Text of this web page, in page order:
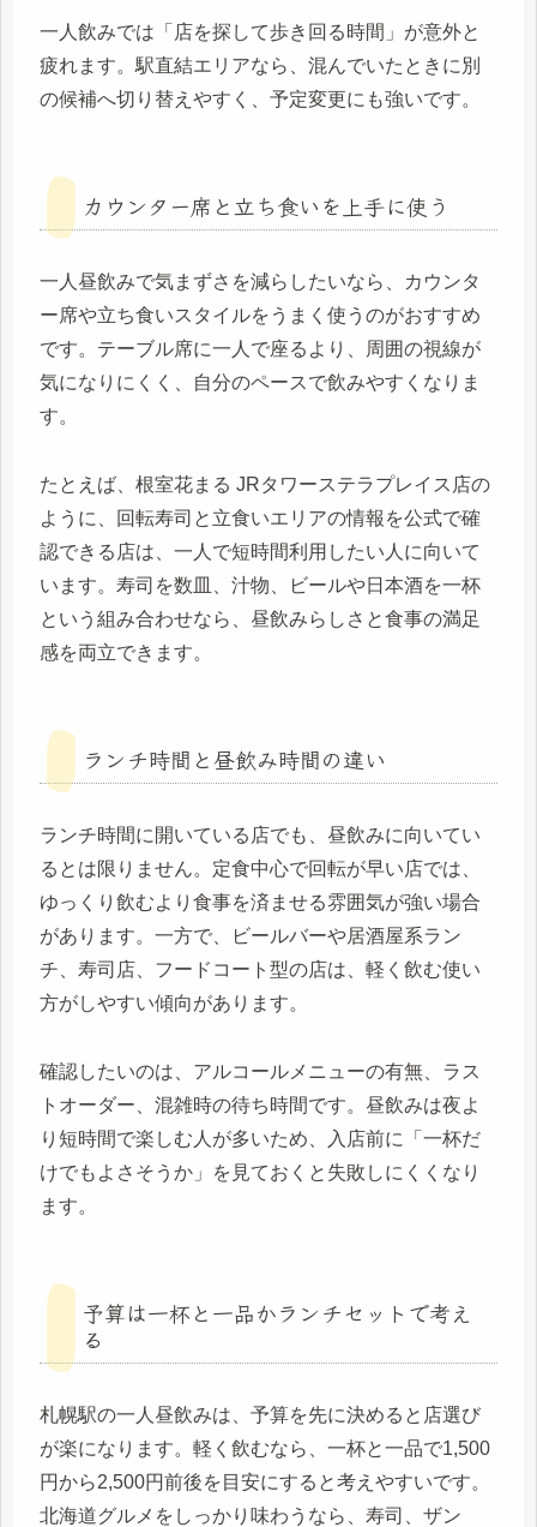
一人飲みでは「店を探して歩き回る時間」が意外と
疲れます。駅直結エリアなら、混んでいたときに別
の候補へ切り替えやすく、予定変更にも強いです。
カウンター席と立ち食いを上手に使う
一人昼飲みで気まずさを減らしたいなら、カウンタ
ー席や立ち食いスタイルをうまく使うのがおすすめ
です。テーブル席に一人で座るより、周囲の視線が
気になりにくく、自分のペースで飲みやすくなりま
す。
たとえば、根室花まる JRタワーステラプレイス店の
ように、回転寿司と立食いエリアの情報を公式で確
認できる店は、一人で短時間利用したい人に向いて
います。寿司を数皿、汁物、ビールや日本酒を一杯
という組み合わせなら、昼飲みらしさと食事の満足
感を両立できます。
ランチ時間と昼飲み時間の違い
ランチ時間に開いている店でも、昼飲みに向いてい
るとは限りません。定食中心で回転が早い店では、
ゆっくり飲むより食事を済ませる雰囲気が強い場合
があります。一方で、ビールバーや居酒屋系ラン
チ、寿司店、フードコート型の店は、軽く飲む使い
方がしやすい傾向があります。
確認したいのは、アルコールメニューの有無、ラス
トオーダー、混雑時の待ち時間です。昼飲みは夜よ
り短時間で楽しむ人が多いため、入店前に「一杯だ
けでもよさそうか」を見ておくと失敗しにくくなり
ます。
予算は一杯と一品かランチセットで考え
る
札幌駅の一人昼飲みは、予算を先に決めると店選び
が楽になります。軽く飲むなら、一杯と一品で1,500
円から2,500円前後を目安にすると考えやすいです。
北海道グルメをしっかり味わうなら、寿司、ザン